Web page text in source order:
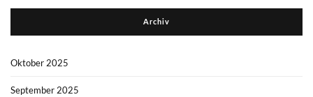
Archiv
Oktober 2025
September 2025